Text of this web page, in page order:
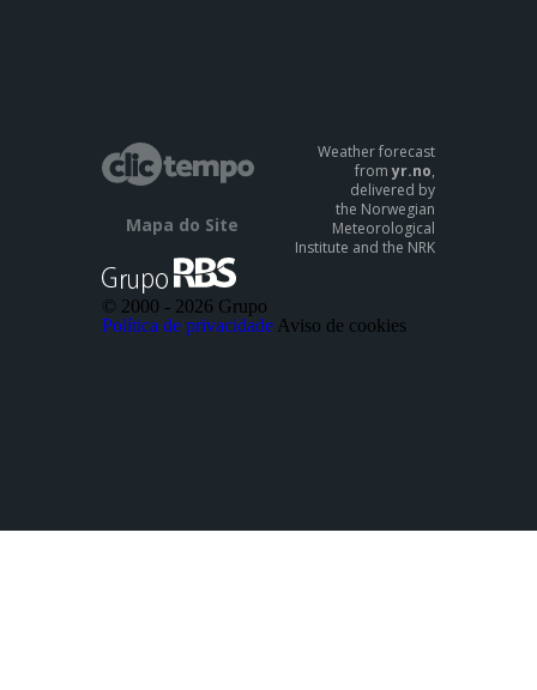
Mapa do Site
Weather forecast
fromyr.no,
delivered by
the Norwegian
Meteorological
Institute and the NRK
© 2000 - 2026 Grupo
Política de privacidade Aviso de cookies